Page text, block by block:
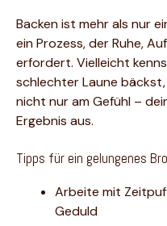
Backen ist mehr als nur
ein Prozess, der Ruhe,
erfordert. Vielleicht
schlechter Laune
nicht nur am Gefühl –
Ergebnis aus.
Tipps für ein gelungenes
Arbeite mit
Geduld